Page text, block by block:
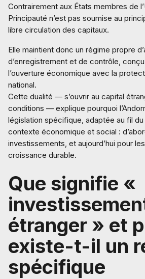
Contrairement aux États membres de
Principauté n’est pas soumise au
libre circulation des capitaux.
Elle maintient donc un régime propre
d’enregistrement et de contrôle,
l’ouverture économique avec la
national.
Cette dualité — s’ouvrir au capital
conditions — explique pourquoi
législation spécifique, adaptée au fil
contexte économique et social :
investissements, et aujourd’hui pour
croissance durable.
Que signifie «
étranger » et
existe-t-il un
spécifique